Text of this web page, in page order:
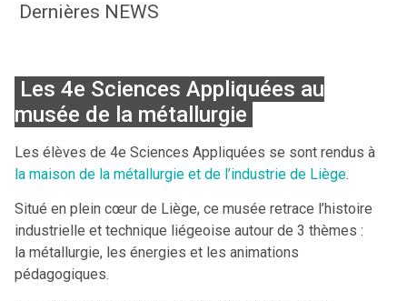
Dernières NEWS
Les 4e Sciences Appliquées au
musée de la métallurgie
Les élèves de 4e Sciences Appliquées se sont rendus à
la maison de la métallurgie et de l’industrie de Liège.
Situé en plein cœur de Liège, ce musée retrace l’histoire
industrielle et technique liégeoise autour de 3 thèmes :
la métallurgie, les énergies et les animations
pédagogiques.